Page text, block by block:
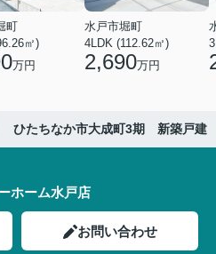
町
㎡)
万円
水戸市堀町
4LDK (112.62㎡)
2,690万円
ひたちなか市大成町3期 新築戸建
ホーム水戸店
お問い合わせ